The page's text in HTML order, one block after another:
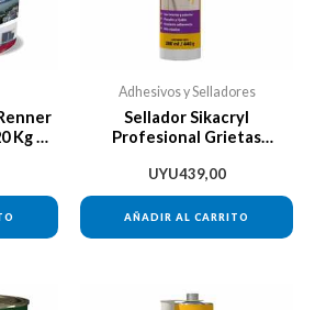
Kg Da
Adhesivos y Selladores
Sellador Sikacryl
Profesional Grietas
UYU439,00
AÑADIR AL CARRITO